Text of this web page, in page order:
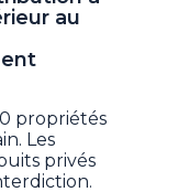
au
propriétés
Les
privés